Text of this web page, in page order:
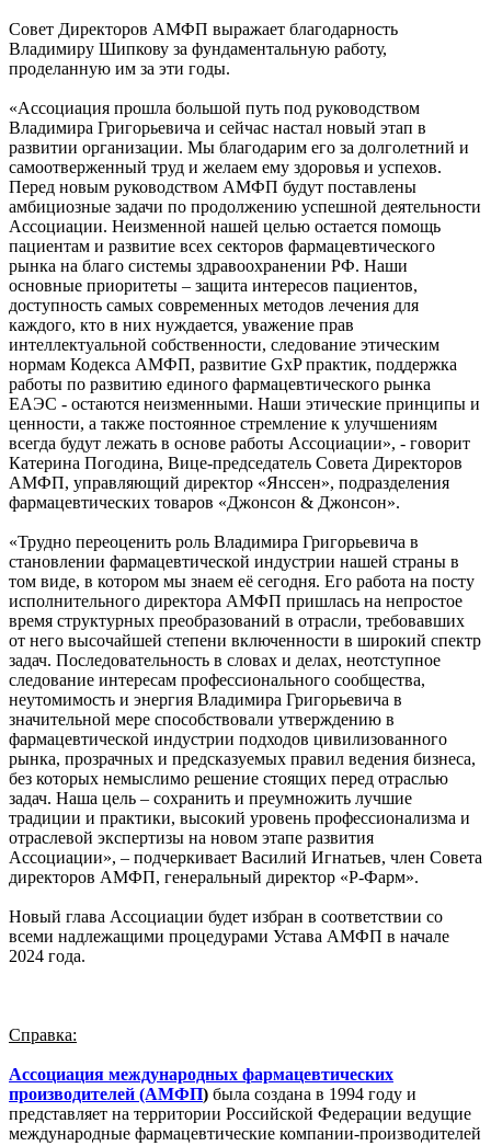
Совет Директоров АМФП выражает благодарность
Владимиру Шипкову за фундаментальную работу,
проделанную им за эти годы.
«Ассоциация прошла большой путь под руководством
Владимира Григорьевича и сейчас настал новый этап в
развитии организации. Мы благодарим его за долголетний и
самоотверженный труд и желаем ему здоровья и успехов.
Перед новым руководством АМФП будут поставлены
амбициозные задачи по продолжению успешной деятельности
Ассоциации. Неизменной нашей целью остается помощь
пациентам и развитие всех секторов фармацевтического
рынка на благо системы здравоохранении РФ. Наши
основные приоритеты – защита интересов пациентов,
доступность самых современных методов лечения для
каждого, кто в них нуждается, уважение прав
интеллектуальной собственности, следование этическим
нормам Кодекса АМФП, развитие GxP практик, поддержка
работы по развитию единого фармацевтического рынка
ЕАЭС - остаются неизменными. Наши этические принципы и
ценности, а также постоянное стремление к улучшениям
всегда будут лежать в основе работы Ассоциации», - говорит
Катерина Погодина, Вице-председатель Совета Директоров
АМФП, управляющий директор «Янссен», подразделения
фармацевтических товаров «Джонсон & Джонсон».
«Трудно переоценить роль Владимира Григорьевича в
становлении фармацевтической индустрии нашей страны в
том виде, в котором мы знаем её сегодня. Его работа на посту
исполнительного директора АМФП пришлась на непростое
время структурных преобразований в отрасли, требовавших
от него высочайшей степени включенности в широкий спектр
задач. Последовательность в словах и делах, неотступное
следование интересам профессионального сообщества,
неутомимость и энергия Владимира Григорьевича в
значительной мере способствовали утверждению в
фармацевтической индустрии подходов цивилизованного
рынка, прозрачных и предсказуемых правил ведения бизнеса,
без которых немыслимо решение стоящих перед отраслью
задач. Наша цель – сохранить и преумножить лучшие
традиции и практики, высокий уровень профессионализма и
отраслевой экспертизы на новом этапе развития
Ассоциации», – подчеркивает Василий Игнатьев, член Совета
директоров АМФП, генеральный директор «Р-Фарм».
Новый глава Ассоциации будет избран в соответствии со
всеми надлежащими процедурами Устава АМФП в начале
2024 года.
Справка:
Ассоциация международных фармацевтических
производителей (АМФП) была создана в 1994 году и
представляет на территории Российской Федерации ведущие
международные фармацевтические компании-производителей